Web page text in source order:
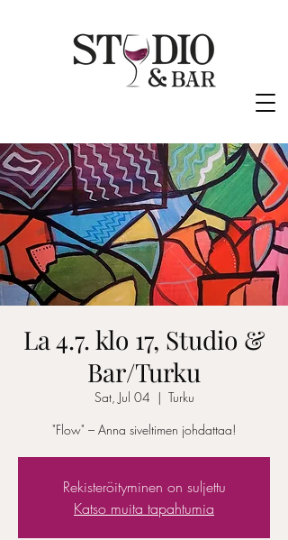
La 4.7. klo 17, Studio &
Bar/Turku
Sat, Jul 04
  |
Turku
"Flow" – Anna siveltimen johdattaa!
Rekisteröityminen on suljettu
Katso muita tapahtumia